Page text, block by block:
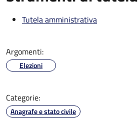
Tutela amministrativa
Argomenti:
Elezioni
Categorie:
Anagrafe e stato civile